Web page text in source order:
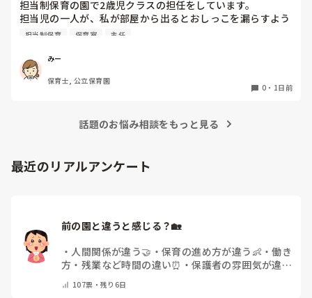
家でもやることはあります。
日常生活すら支障をきたすほどになりました。
椅子に座って作業をすれば？
と、園で言われました。
なので、子ども椅子程度の高さの踏み台に座って、試してみ
ただじっと座っていても、5分も座ればお尻に痛みがきま
体をひねる、少し立ち上がる、体を折りたたむような姿勢に
腰痛、膝痛お持ちの方は、どの程度の痛みで働かれているの
でしょうか。
痛みには強い方と思っていました。
担当制保育の園で2歳児クラスの担任をしています。
担当児の一人が、私が部屋から出るとおしっこを漏らすよう
になりました。
4月から私への執着が強かったのですが、特に寝かしつけの
時に私がそばに行かないと繰り返し大きい声で呼んだり私が
寝かしつけしている子にちょっかいを出したり、何回もトイ
パンツで寝れる子が増えてきて、寝かしつけの時にトイレに
しかし寝かしつけに入る前にトイレでしっかり排尿している
ので、その子には待っててねといい外に出ていました。今日
しているように見えると言われました。
日頃からそのことの関わりはしっかり持てるように意識はし
ていますが…
今後どのように関わっていけばいいのか悩んでいます。
担当制保育 保育室 主任
みー
保育士, 公立保育園
0 ・ 1日前
話題のお悩み相談をもっと見る
最近のリアルアンケート
前の園と違うと感じる？🏡
・ 人間関係が違う🤝 ・ 保育の進め方が違う👶 ・働き
方・残業など時間の違い⏰ ・保護者の雰囲気が違う
で教えてください)
107票・残り6日